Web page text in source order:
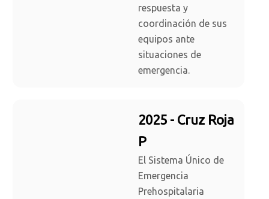
respuesta y
coordinación de sus
equipos ante
situaciones de
emergencia.
2025 - Cruz Roja
P
El Sistema Único de
Emergencia
Prehospitalaria